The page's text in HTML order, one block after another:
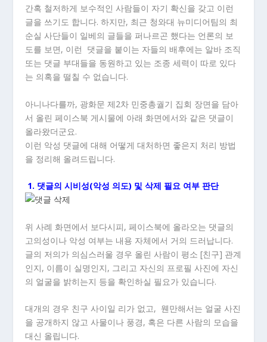
간혹 철저하게 보수적인 사람들이 자기 확신을 갖고 이런
글을 쓰기도 합니다. 하지만, 최근 청와대 뉴미디어팀의 최
순실 사단들이 일베의 글들을 퍼나르곤 했다는 언론의 보
도를 보면, 이런 댓글을 붙이는 자들의 배후에는 알바 조직
또는 댓글 부대들을 동원하고 있는 조종 세력이 따로 있다
는 의혹을 떨칠 수 없습니다.
아니나다를까, 광화문 제2차 민중총궐기 집회 장면을 담아
서 올린 페이스북 게시물에 아래 화면에서와 같은 댓글이
올라왔더군요.
이런 악성 댓글에 대해 어떻게 대처하면 좋은지 처리 방법
을 정리해 올려드립니다.
1. 댓글의 시비성(악성 의도) 및 삭제 필요 여부 판단
위 사례 화면에서 보다시피, 페이스북에 올라오는 댓글의
고의성이나 악성 여부는 내용 자체에서 거의 드러납니다.
글의 저의가 의심스러울 경우 올린 사람이 평소 [친구] 관계
인지, 이름이 실명인지, 그리고 자신의 프로필 사진에 자신
의 얼굴을 밝히는지 등을 확인하실 필요가 있습니다.
대개의 경우 친구 사이일 리가 없고, 웬만해서는 얼굴 사진
을 공개하지 않고 사물이나 풍경, 혹은 다른 사람의 모습을
대신 올립니다.